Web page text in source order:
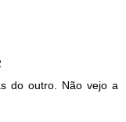
do outro. Não vejo a